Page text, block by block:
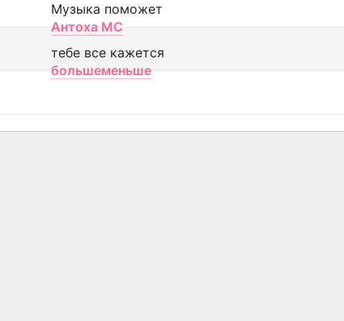
Музыка поможет
Антоха МС
тебе все кажется
большеменьше